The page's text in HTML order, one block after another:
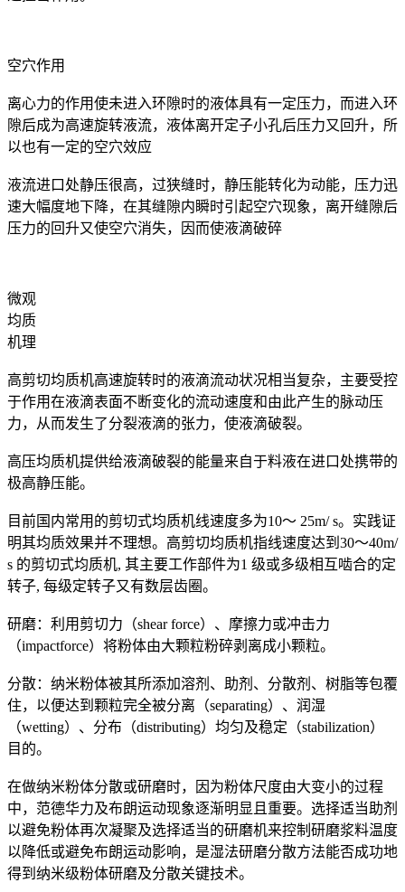
空穴作用
离心力的作用使未进入环隙时的液体具有一定压力，而进入环
隙后成为高速旋转液流，液体离开定子小孔后压力又回升，所
以也有一定的空穴效应
液流进口处静压很高，过狭缝时，静压能转化为动能，压力迅
速大幅度地下降，在其缝隙内瞬时引起空穴现象，离开缝隙后
压力的回升又使空穴消失，因而使液滴破碎
微观
均质
机理
高剪切均质机高速旋转时的液滴流动状况相当复杂，主要受控
于作用在液滴表面不断变化的流动速度和由此产生的脉动压
力，从而发生了分裂液滴的张力，使液滴破裂。
高压均质机提供给液滴破裂的能量来自于料液在进口处携带的
极高静压能。
目前国内常用的剪切式均质机线速度多为10～ 25m/ s。实践证
明其均质效果并不理想。高剪切均质机指线速度达到30～40m/
s 的剪切式均质机, 其主要工作部件为1 级或多级相互啮合的定
转子, 每级定转子又有数层齿圈。
研磨：利用剪切力（shear force）、摩擦力或冲击力
（impactforce）将粉体由大颗粒粉碎剥离成小颗粒。
分散：纳米粉体被其所添加溶剂、助剂、分散剂、树脂等包覆
住，以便达到颗粒完全被分离（separating）、润湿
（wetting）、分布（distributing）均匀及稳定（stabilization）
目的。
在做纳米粉体分散或研磨时，因为粉体尺度由大变小的过程
中，范德华力及布朗运动现象逐渐明显且重要。选择适当助剂
以避免粉体再次凝聚及选择适当的研磨机来控制研磨浆料温度
以降低或避免布朗运动影响，是湿法研磨分散方法能否成功地
得到纳米级粉体研磨及分散关键技术。